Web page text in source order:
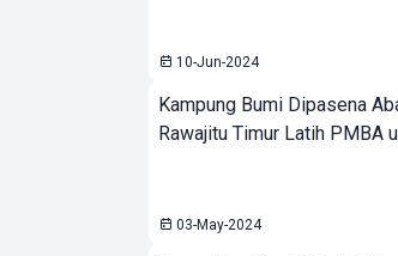
10-Jun-2024
Kampung Bumi Dipasena
Rawajitu Timur Latih PMBA
03-May-2024